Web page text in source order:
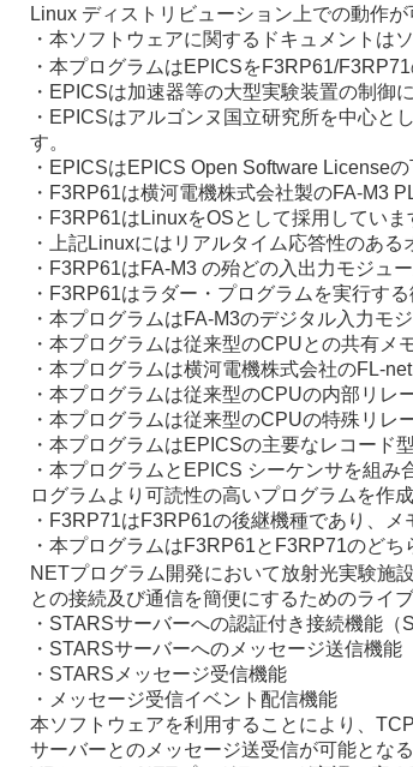
Linux ディストリビューション上での動作が
・本ソフトウェアに関するドキュメントは
・本プログラムはEPICSをF3RP61/
・EPICSは加速器等の大型実験装置の制御
・EPICSはアルゴンヌ国立研究所を中心と
す。
・EPICSはEPICS Open Software License
・F3RP61は横河電機株式会社製のFA-M3
・F3RP61はLinuxをOSとして採用していま
・上記Linuxにはリアルタイム応答性のある
・F3RP61はFA-M3 の殆どの入出力モジュ
・F3RP61はラダー・プログラムを実行す
・本プログラムはFA-M3のデジタル入力モ
・本プログラムは従来型のCPUとの共有メ
・本プログラムは横河電機株式会社のFL-
・本プログラムは従来型のCPUの内部リレ
・本プログラムは従来型のCPUの特殊リレ
・本プログラムはEPICSの主要なレコード
・本プログラムとEPICS シーケンサを組
ログラムより可読性の高いプログラムを作
・F3RP71はF3RP61の後継機種であり、
・本プログラムはF3RP61とF3RP71のどち
NETプログラム開発において放射光実験施
との接続及び通信を簡便にするためのライ
・STARSサーバーへの認証付き接続機能（
・STARSサーバーへのメッセージ送信機能
・STARSメッセージ受信機能
・メッセージ受信イベント配信機能
本ソフトウェアを利用することにより、
サーバーとのメッセージ送受信が可能とな